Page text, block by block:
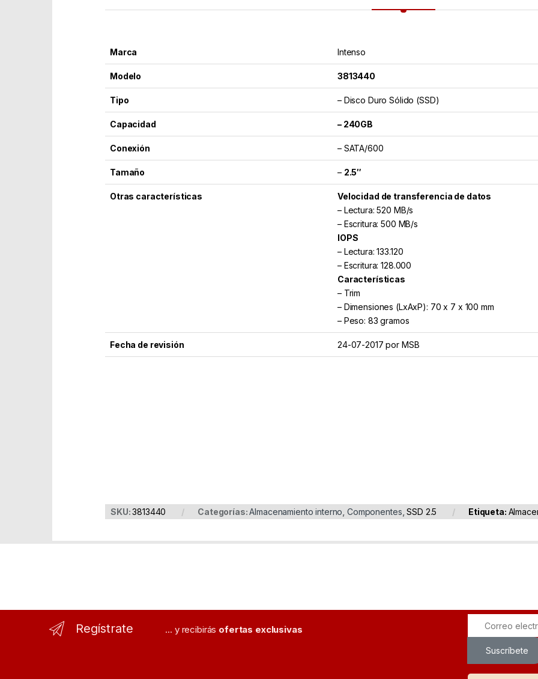
Marca Intenso
Modelo 3813440
Tipo – Disco Duro Sólido (SSD)
Capacidad – 240GB
Conexión – SATA/600
Tamaño – 2.5″
Otras características
Velocidad de transferencia de datos
– Lectura: 520 MB/s
– Escritura: 500 MB/s
IOPS
– Lectura: 133.120
– Escritura: 128.000
Características
– Trim
– Dimensiones (LxAxP): 70 x 7 x 100 mm
– Peso: 83 gramos
Fecha de revisión 24-07-2017 por MSB
SKU:3813440 Categorías:Almacenamiento interno ,Componentes ,SSD 2.5 Etiqueta:
Regístrate ... y recibirás ofertas exclusivas
Suscríbete